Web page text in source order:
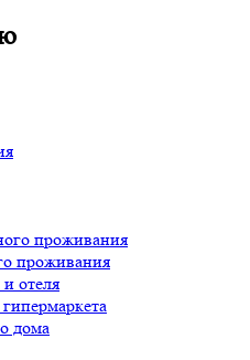
проживания
проживания
отеля
дома